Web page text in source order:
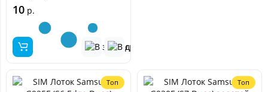
10 р.
Топ
Топ